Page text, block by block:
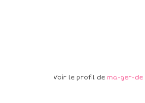
Voir le profil de ma-ger-de